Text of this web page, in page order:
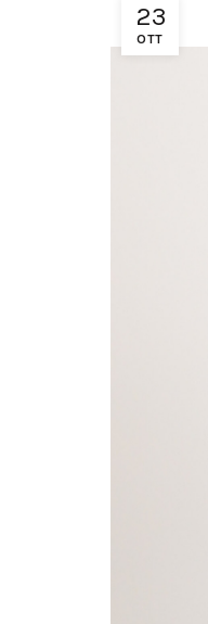
23
OTT